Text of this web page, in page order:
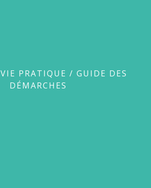
VIE PRATIQUE / GUIDE DES
DÉMARCHES